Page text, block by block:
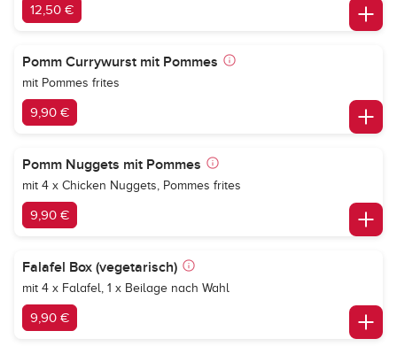
12,50 €
Pomm Currywurst mit Pommes
mit Pommes frites
9,90 €
Pomm Nuggets mit Pommes
mit 4 x Chicken Nuggets, Pommes frites
9,90 €
Falafel Box (vegetarisch)
mit 4 x Falafel, 1 x Beilage nach Wahl
9,90 €